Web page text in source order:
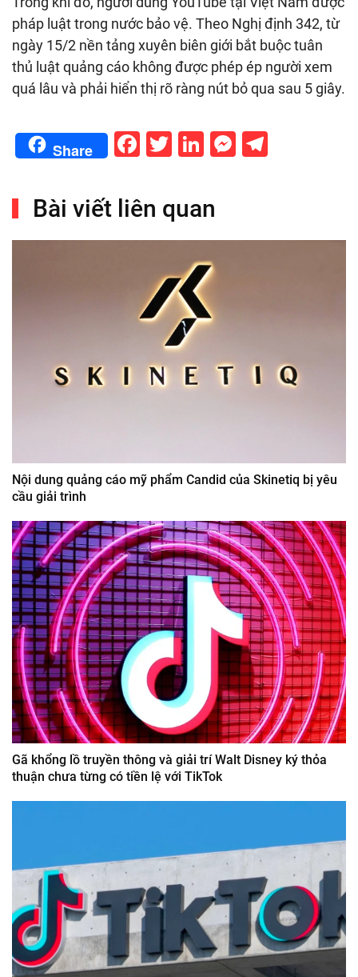
pháp luật trong nước bảo vệ. Theo Nghị định 342, từ
ngày 15/2 nền tảng xuyên biên giới bắt buộc tuân
thủ luật quảng cáo không được phép ép người xem
quá lâu và phải hiển thị rõ ràng nút bỏ qua sau 5 giây.
Share Facebook
Twitter
LinkedIn
Bài viết liên quan
Nội dung quảng cáo mỹ phẩm Candid của Skinetiq bị yêu
cầu giải trình
Gã khổng lồ truyền thông và giải trí Walt Disney ký thỏa
thuận chưa từng có tiền lệ với TikTok